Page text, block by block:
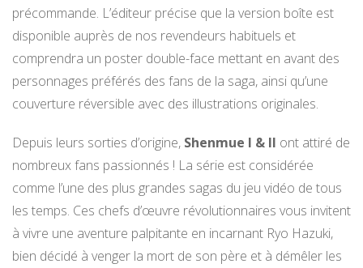
précommande. L’éditeur précise que la version boîte est
disponible auprès de nos revendeurs habituels et
comprendra un poster double-face mettant en avant des
personnages préférés des fans de la saga, ainsi qu’une
couverture réversible avec des illustrations originales.
Depuis leurs sorties d’origine, Shenmue I & II ont attiré de
nombreux fans passionnés ! La série est considérée
comme l’une des plus grandes sagas du jeu vidéo de tous
les temps. Ces chefs d’œuvre révolutionnaires vous invitent
à vivre une aventure palpitante en incarnant Ryo Hazuki,
bien décidé à venger la mort de son père et à démêler les